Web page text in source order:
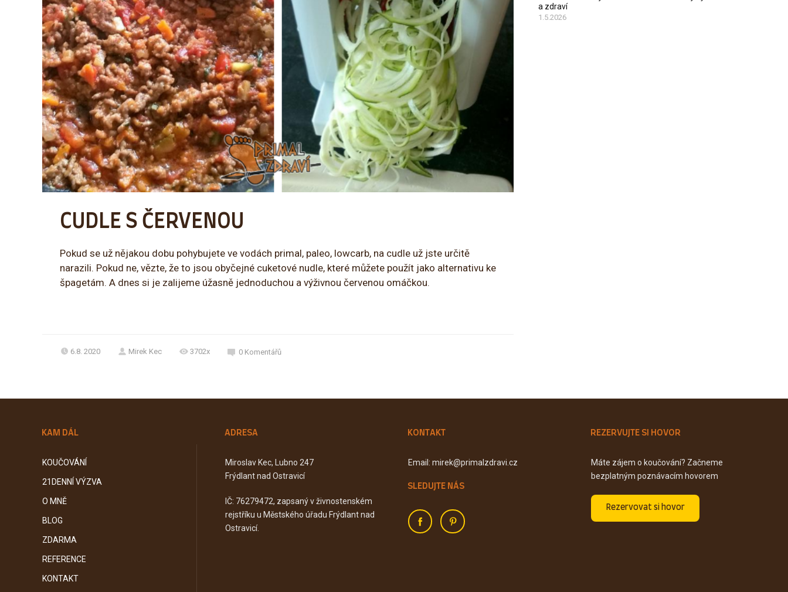
CUDLE S ČERVENOU
Pokud se už nějakou dobu pohybujete ve vodách primal, paleo, lowcarb, na cudle už jste určitě
narazili. Pokud ne, vězte, že to jsou obyčejné cuketové nudle, které můžete použít jako alternativu ke
špagetám. A dnes si je zalijeme úžasně jednoduchou a výživnou červenou omáčkou.
6.8. 2020 Mirek Kec 3702x 0 Komentářů
a zdraví
1.5.2026
KAM DÁL
KOUČOVÁNÍ
21DENNÍ VÝZVA
O MNĚ
BLOG
ZDARMA
REFERENCE
KONTAKT
ADRESA
Miroslav Kec, Lubno 247
Frýdlant nad Ostravicí
IČ: 76279472, zapsaný v živnostenském
rejstříku u Městského úřadu Frýdlant nad
Ostravicí.
KONTAKT
Email: mirek@primalzdravi.cz
SLEDUJTE NÁS
REZERVUJTE SI HOVOR
Máte zájem o koučování? Začneme
bezplatným poznávacím hovorem
Rezervovat si hovor